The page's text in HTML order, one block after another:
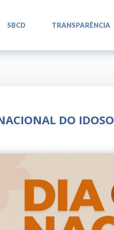
SBCD TRANSPARÊNCIA
DO IDOSO